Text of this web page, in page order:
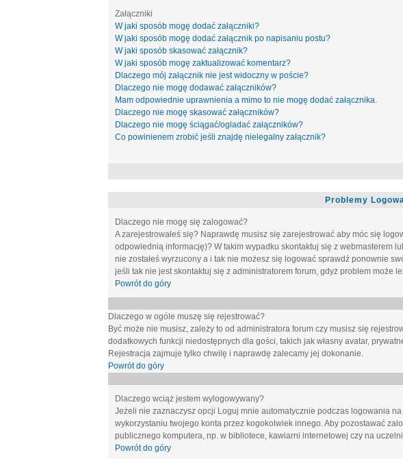
Załączniki
W jaki sposób mogę dodać załączniki?
W jaki sposób mogę dodać załącznik po napisaniu postu?
W jaki sposób skasować załącznik?
W jaki sposób mogę zaktualizować komentarz?
Dlaczego mój załącznik nie jest widoczny w poście?
Dlaczego nie mogę dodawać załączników?
Mam odpowiednie uprawnienia a mimo to nie mogę dodać załącznika.
Dlaczego nie mogę skasować załączników?
Dlaczego nie mogę ściągać/ogladać załączników?
Co powinienem zrobić jeśli znajdę nielegalny załącznik?
Problemy
Dlaczego nie mogę się zalogować?
A zarejestrowałeś się? Naprawdę musisz się zarejestrować aby móc się
odpowiednią informację)? W takim wypadku skontaktuj się z webmasterem
nie zostałeś wyrzucony a i tak nie możesz się logować sprawdź ponownie
jeśli tak nie jest skontaktuj się z administratorem forum, gdyż problem może
Powrót do góry
Dlaczego w ogóle muszę się rejestrować?
Być może nie musisz, zależy to od administratora forum czy musisz się
dodatkowych funkcji niedostępnych dla gości, takich jak własny avatar,
Rejestracja zajmuje tylko chwilę i naprawdę zalecamy jej dokonanie.
Powrót do góry
Dlaczego wciąż jestem wylogowywany?
Jeżeli nie zaznaczysz opcji Loguj mnie automatycznie podczas logowania
wykorzystaniu twojego konta przez kogokolwiek innego. Aby pozostawać
publicznego komputera, np. w bibliotece, kawiarni internetowej czy na
Powrót do góry